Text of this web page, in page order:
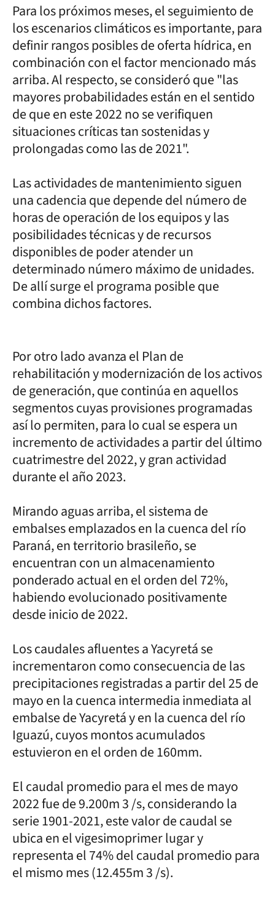
Para los próximos meses, el seguimiento de
los escenarios climáticos es importante, para
definir rangos posibles de oferta hídrica, en
combinación con el factor mencionado más
arriba. Al respecto, se consideró que "las
mayores probabilidades están en el sentido
de que en este 2022 no se verifiquen
situaciones críticas tan sostenidas y
prolongadas como las de 2021".
Las actividades de mantenimiento siguen
una cadencia que depende del número de
horas de operación de los equipos y las
posibilidades técnicas y de recursos
disponibles de poder atender un
determinado número máximo de unidades.
De allí surge el programa posible que
combina dichos factores.
Por otro lado avanza el Plan de
rehabilitación y modernización de los activos
de generación, que continúa en aquellos
segmentos cuyas provisiones programadas
así lo permiten, para lo cual se espera un
incremento de actividades a partir del último
cuatrimestre del 2022, y gran actividad
durante el año 2023.
Mirando aguas arriba, el sistema de
embalses emplazados en la cuenca del río
Paraná, en territorio brasileño, se
encuentran con un almacenamiento
ponderado actual en el orden del 72%,
habiendo evolucionado positivamente
desde inicio de 2022.
Los caudales afluentes a Yacyretá se
incrementaron como consecuencia de las
precipitaciones registradas a partir del 25 de
mayo en la cuenca intermedia inmediata al
embalse de Yacyretá y en la cuenca del río
Iguazú, cuyos montos acumulados
estuvieron en el orden de 160mm.
El caudal promedio para el mes de mayo
2022 fue de 9.200m 3 /s, considerando la
serie 1901-2021, este valor de caudal se
ubica en el vigesimoprimer lugar y
representa el 74% del caudal promedio para
el mismo mes (12.455m 3 /s).